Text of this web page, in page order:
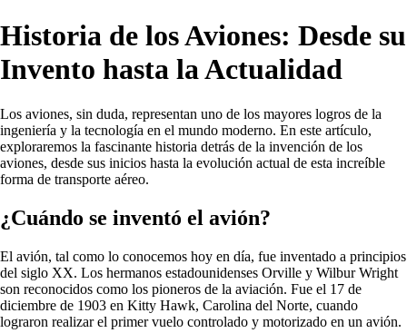
Historia de los Aviones: Desde su
Invento hasta la Actualidad
Los aviones, sin duda, representan uno de los mayores logros de la
ingeniería y la tecnología en el mundo moderno. En este artículo,
exploraremos la fascinante historia detrás de la invención de los
aviones, desde sus inicios hasta la evolución actual de esta increíble
forma de transporte aéreo.
¿Cuándo se inventó el avión?
El avión, tal como lo conocemos hoy en día, fue inventado a principios
del siglo XX. Los hermanos estadounidenses Orville y Wilbur Wright
son reconocidos como los pioneros de la aviación. Fue el 17 de
diciembre de 1903 en Kitty Hawk, Carolina del Norte, cuando
lograron realizar el primer vuelo controlado y motorizado en un avión.